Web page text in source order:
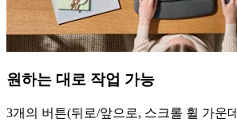
원하는 대로 작업 가능
3개의 버튼(뒤로/앞으로, 스크롤 휠 가운